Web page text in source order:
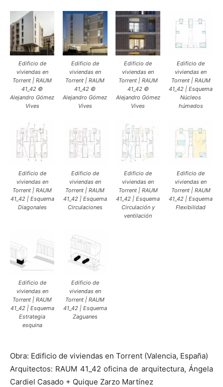
Edificio de
viviendas en
Torrent | RAUM
41_42 ©
Alejandro Gómez
Vives
Edificio de
viviendas en
Torrent | RAUM
41_42 ©
Alejandro Gómez
Vives
Edificio de
viviendas en
Torrent | RAUM
41_42 ©
Alejandro Gómez
Vives
Edificio de
viviendas en
Torrent | RAUM
41_42 | Esquema
Núcleos
húmedos
Edificio de
viviendas en
Torrent | RAUM
41_42 | Esquema
Diagonales
Edificio de
viviendas en
Torrent | RAUM
41_42 | Esquema
Circulaciones
Edificio de
viviendas en
Torrent | RAUM
41_42 | Esquema
Circulación y
ventilación
Edificio de
viviendas en
Torrent | RAUM
41_42 | Esquema
Flexibilidad
Edificio de
viviendas en
Torrent | RAUM
41_42 | Esquema
Estrategia
esquina
Edificio de
viviendas en
Torrent | RAUM
41_42 | Esquema
Zaguanes
Obra: Edificio de viviendas en Torrent (Valencia, España)
Arquitectos: RAUM 41_42 oficina de arquitectura, Ángela
Cardiel Casado + Quique Zarzo Martínez